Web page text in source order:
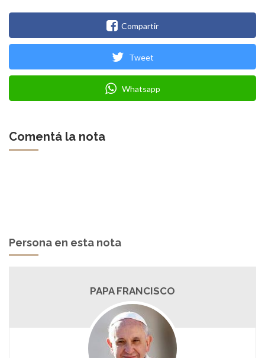
Compartir
Tweet
Whatsapp
Comentá la nota
Persona en esta nota
PAPA FRANCISCO